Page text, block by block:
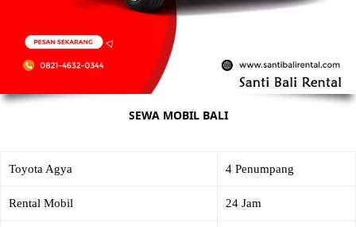
SEWA MOBIL BALI
Toyota Agya 4 Penumpang
Rental Mobil 24 Jam